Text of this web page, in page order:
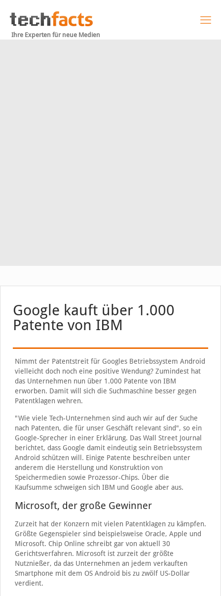
Ihre Experten für neue Medien
Google kauft über 1.000
Patente von IBM
Nimmt der Patentstreit für Googles Betriebssystem Android
vielleicht doch noch eine positive Wendung? Zumindest hat
das Unternehmen nun über 1.000 Patente von IBM
erworben. Damit will sich die Suchmaschine besser gegen
Patentklagen wehren.
"Wie viele Tech-Unternehmen sind auch wir auf der Suche
nach Patenten, die für unser Geschäft relevant sind", so ein
Google-Sprecher in einer Erklärung. Das Wall Street Journal
berichtet, dass Google damit eindeutig sein Betriebssystem
Android schützen will. Einige Patente beschreiben unter
anderem die Herstellung und Konstruktion von
Speichermedien sowie Prozessor-Chips. Über die
Kaufsumme schweigen sich IBM und Google aber aus.
Microsoft, der große Gewinner
Zurzeit hat der Konzern mit vielen Patentklagen zu kämpfen.
Größte Gegenspieler sind beispielsweise Oracle, Apple und
Microsoft. Chip Online schreibt gar von aktuell 30
Gerichtsverfahren. Microsoft ist zurzeit der größte
Nutznießer, da das Unternehmen an jedem verkauften
Smartphone mit dem OS Android bis zu zwölf US-Dollar
verdient.